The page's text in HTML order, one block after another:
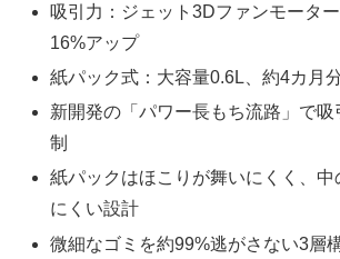
吸引力：ジェット3Dファンモータ
16%アップ
紙パック式：大容量0.6L、約4カ月
新開発の「パワー長もち流路」で吸
制
紙パックはほこりが舞いにくく、
にくい設計
微細なゴミを約99%逃がさない3層